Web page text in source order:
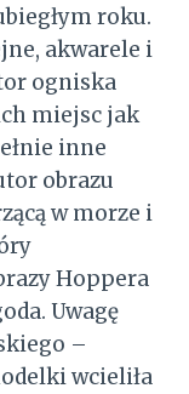
roku.
akwarele i
ogniska
miejsc jak
inne
obrazu
w morze i
Hoppera
Uwagę
–
wcieliła